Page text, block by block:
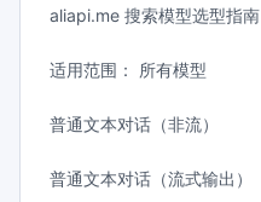
aliapi.me 搜索模型选型指南
适用范围： 所有模型
普通文本对话（非流）
普通文本对话（流式输出）